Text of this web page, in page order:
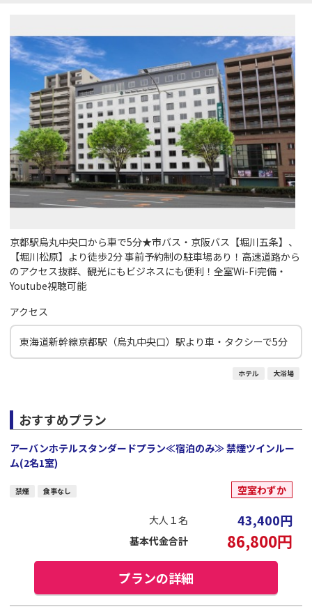
京都駅烏丸中央口から車で5分★市バス・京阪バス【堀川五条】、
【堀川松原】より徒歩2分 事前予約制の駐車場あり！高速道路から
のアクセス抜群、観光にもビジネスにも便利！全室Wi-Fi完備・
Youtube視聴可能
アクセス
東海道新幹線京都駅（烏丸中央口）駅より車・タクシーで5分
ホテル 大浴場
おすすめプラン
アーバンホテルスタンダードプラン≪宿泊のみ≫ 禁煙ツインルー
ム(2名1室)
禁煙 食事なし 空室わずか
大人１名 43,400円
基本代金合計 86,800円
プランの詳細